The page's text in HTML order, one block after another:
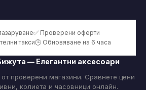
✅ Проверени оферти
такси🕒 Обновяване на 6 часа
— Елегантни аксесоари
проверени магазини. Сравнете цени
колиета и часовници онлайн.